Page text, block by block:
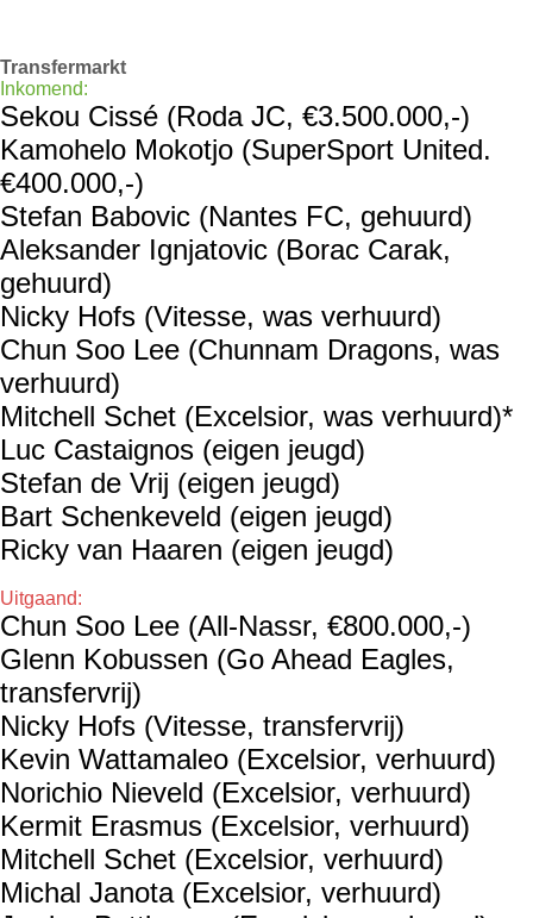
Transfermarkt
Inkomend:
Sekou Cissé (Roda JC, €3.500.000,-)
Kamohelo Mokotjo (SuperSport United.
€400.000,-)
Stefan Babovic (Nantes FC, gehuurd)
Aleksander Ignjatovic (Borac Carak,
gehuurd)
Nicky Hofs (Vitesse, was verhuurd)
Chun Soo Lee (Chunnam Dragons, was
verhuurd)
Mitchell Schet (Excelsior, was verhuurd)*
Luc Castaignos (eigen jeugd)
Stefan de Vrij (eigen jeugd)
Bart Schenkeveld (eigen jeugd)
Ricky van Haaren (eigen jeugd)
Uitgaand:
Chun Soo Lee (All-Nassr, €800.000,-)
Glenn Kobussen (Go Ahead Eagles,
transfervrij)
Nicky Hofs (Vitesse, transfervrij)
Kevin Wattamaleo (Excelsior, verhuurd)
Norichio Nieveld (Excelsior, verhuurd)
Kermit Erasmus (Excelsior, verhuurd)
Mitchell Schet (Excelsior, verhuurd)
Michal Janota (Excelsior, verhuurd)